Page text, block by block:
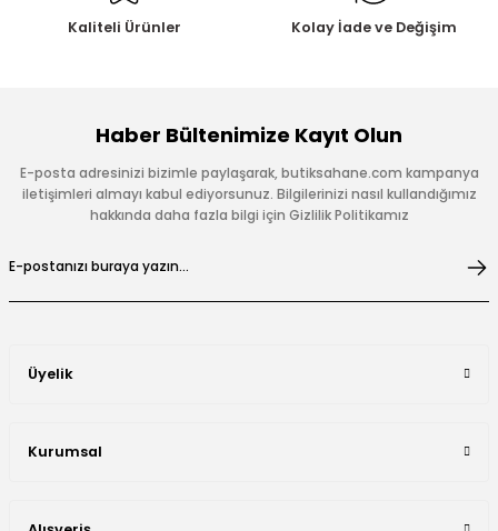
Kaliteli Ürünler Kolay İade ve Değişim
Haber Bültenimize Kayıt Olun
E-posta adresinizi bizimle paylaşarak, butiksahane.com kampanya
iletişimleri almayı kabul ediyorsunuz. Bilgilerinizi nasıl kullandığımız
hakkında daha fazla bilgi için Gizlilik Politikamız
Üyelik
Kurumsal